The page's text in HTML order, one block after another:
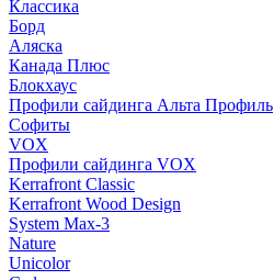
Классика
Борд
Аляска
Канада Плюс
Блокхаус
Профили сайдинга Альта Профиль
Софиты
VOX
Профили сайдинга VOX
Kerrafront Classic
Kerrafront Wood Design
System Max-3
Nature
Unicolor